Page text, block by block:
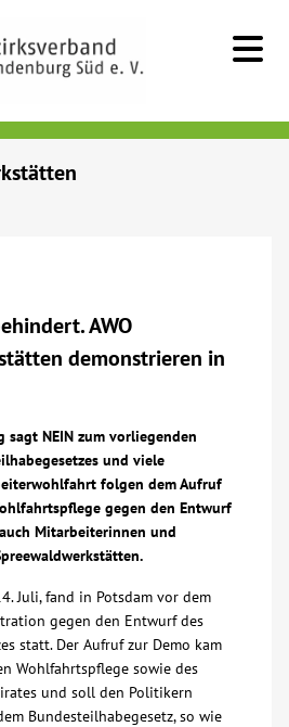
AWO
demonstrieren in
sagt NEIN zum vorliegenden
und viele
folgen dem Aufruf
gegen den Entwurf
Mitarbeiterinnen und
Juli, fand in Potsdam vor dem
gegen den Entwurf des
statt. Der Aufruf zur Demo kam
Wohlfahrtspflege sowie des
und soll den Politikern
Bundesteilhabegesetz, so wie